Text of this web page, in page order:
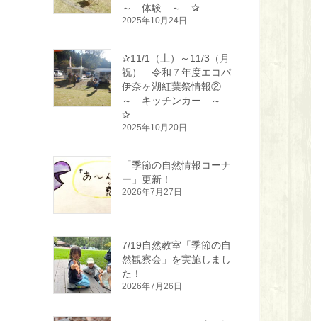
～ 体験 ～ ✰
2025年10月24日
✰11/1（土）～11/3（月
祝） 令和７年度エコパ
伊奈ヶ湖紅葉祭情報②
～ キッチンカー ～
✰
2025年10月20日
「季節の自然情報コーナ
ー」更新！
2026年7月27日
7/19自然教室「季節の自
然観察会」を実施しまし
た！
2026年7月26日